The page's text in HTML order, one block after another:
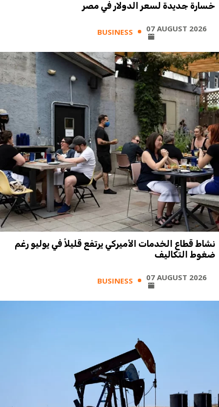
خسارة جديدة لسعر الدولار في مصر
BUSINESS 07 AUGUST 2026
نشاط قطاع الخدمات الأميركي يرتفع قليلاً في يوليو رغم
ضغوط التكاليف
BUSINESS 07 AUGUST 2026